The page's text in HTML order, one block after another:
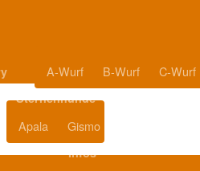
A-Wurf B-Wurf C-Wurf
Sternenhunde
Apala Gismo
Infos